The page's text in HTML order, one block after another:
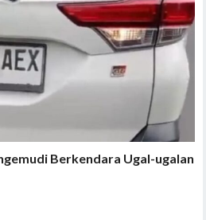
Berkendara Ugal-ugalan